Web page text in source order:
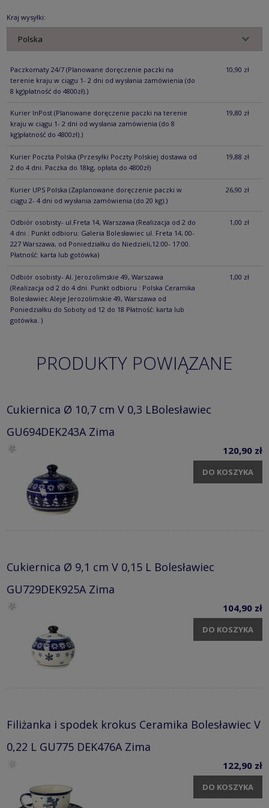
Kraj wysyłki:
Paczkomaty 24/7 (Planowane doręczenie paczki na
terenie kraju w ciągu 1- 2 dni od wysłania zamówienia (do
8 kg)płatność do 4800zł).)
10,90 zł
Kurier InPost (Planowane doręczenie paczki na terenie
kraju w ciągu 1- 2 dni od wysłania zamówienia (do 8
kg)płatność do 4800zł).)
19,80 zł
Kurier Poczta Polska (Przesyłki Poczty Polskiej dostawa od
2 do 4 dni. Paczka do 18kg, opłata do 4800zł)
19,88 zł
Kurier UPS Polska (Zaplanowane doręczenie paczki w
ciągu 2- 4 dni od wysłania zamówienia (do 20 kg).)
26,90 zł
Odbiór osobisty- ul.Freta 14, Warszawa (Realizacja od 2 do
4 dni . Punkt odbioru: Galeria Bolesławiec ul. Freta 14, 00-
227 Warszawa, od Poniedziałku do Niedzieli,12:00- 17:00.
Płatność: karta lub gotówka)
1,00 zł
Odbiór osobisty- Al. Jerozolimskie 49, Warszawa
(Realizacja od 2 do 4 dni. Punkt odbioru : Polska Ceramika
Bolesławiec Aleje Jerozolimskie 49, Warszawa od
Poniedziałku do Soboty od 12 do 18 Płatność: karta lub
gotówka. )
1,00 zł
PRODUKTY POWIĄZANE
Cukiernica Ø 10,7 cm V 0,3 LBolesławiec
GU694DEK243A Zima
120,90 zł
DO KOSZYKA
Cukiernica Ø 9,1 cm V 0,15 L Bolesławiec
GU729DEK925A Zima
104,90 zł
DO KOSZYKA
Filiżanka i spodek krokus Ceramika Bolesławiec V
0,22 L GU775 DEK476A Zima
122,90 zł
DO KOSZYKA